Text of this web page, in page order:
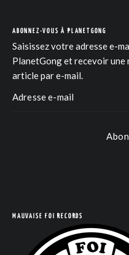
ABONNEZ-VOUS À PLANETGONG
Saisissez votre adresse e-
PlanetGong et recevoir
article par e-mail.
MAUVAISE FOI RECORDS